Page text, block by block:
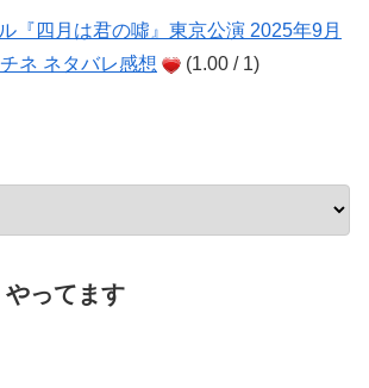
『四月は君の噓』東京公演 2025年9月
ネ ネタバレ感想
(1.00 / 1)
ってます